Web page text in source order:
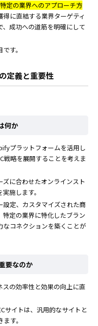
定の業界へのアプローチ方
得に直結する業界ターゲティ
成功への道筋を明確にして
す。
定義と重要性
何か
プラットフォームを活用し
戦略を展開することを考えま
に合わせたオンラインスト
施します。
設定、カスタマイズされた商
定の業界に特化したブラン
なコネクションを築くことが
要なのか
の効率性と効果の向上に直
サイトは、汎用的なサイトと
す。